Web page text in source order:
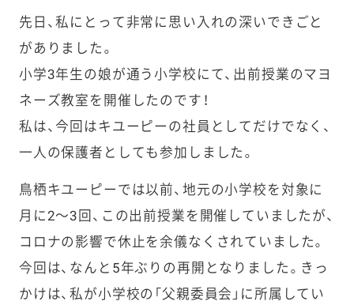
先日、私にとって非常に思い入れの深いできごと
がありました。
小学3年生の娘が通う小学校にて、出前授業のマヨ
ネーズ教室を開催したのです！
私は、今回はキユーピーの社員としてだけでなく、
一人の保護者としても参加しました。
鳥栖キユーピーでは以前、地元の小学校を対象に
月に2〜3回、この出前授業を開催していましたが、
コロナの影響で休止を余儀なくされていました。
今回は、なんと5年ぶりの再開となりました。きっ
かけは、私が小学校の「父親委員会」に所属してい